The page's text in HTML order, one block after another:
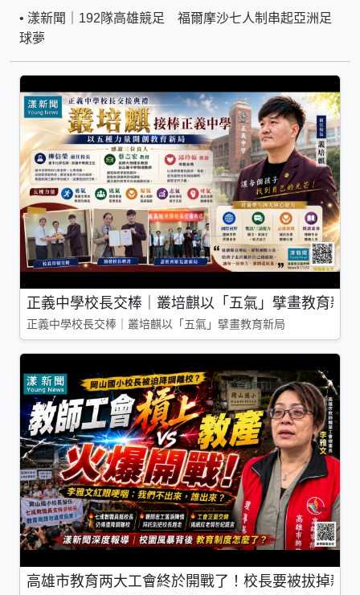
• 漾新聞｜192隊高雄競足 福爾摩沙七人制串起亞洲足
球夢
正義中學校長交棒｜叢培麒以「五氣」擘畫教育新局
正義中學校長交棒｜叢培麒以「五氣」擘畫教育新局
高雄市教育两大工會終於開戰了！校長要被拔掉親